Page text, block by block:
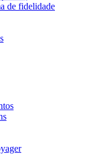
de fidelidade